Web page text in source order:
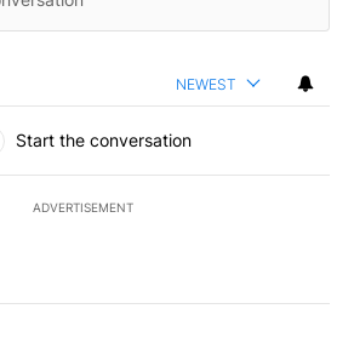
NEWEST
Start the conversation
ADVERTISEMENT